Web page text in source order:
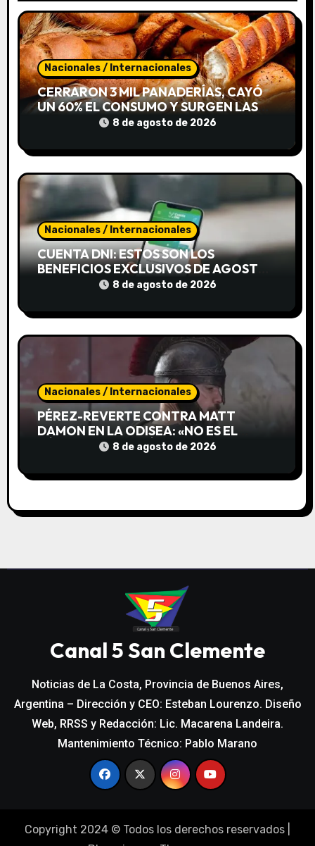
d
e
e
n
r
a
d
a
s
Nacionales / Internacionales
CERRARON 3 MIL PANADERÍAS, CAYÓ
UN 60% EL CONSUMO Y SURGEN LAS
«CUEVAS DE PAN»8 de agosto de 2026
Nacionales / Internacionales
CUENTA DNI: ESTOS SON LOS
BENEFICIOS EXCLUSIVOS DE AGOSTO
PARA AHORRAR DURANTE TODO EL
8 de agosto de 2026
Nacionales / Internacionales
PÉREZ-REVERTE CONTRA MATT
DAMON EN LA ODISEA: «NO ES EL
HÉROE MEDITERRÁNEO QUE NOS
8 de agosto de 2026
Canal 5 San Clemente
Noticias de La Costa, Provincia de Buenos Aires,
Argentina – Dirección y CEO: Esteban Lourenzo. Diseño
Web, RRSS y Redacción: Lic. Macarena Landeira.
Mantenimiento Técnico: Pablo Marano
Copyright 2024 © Todos los derechos reservados